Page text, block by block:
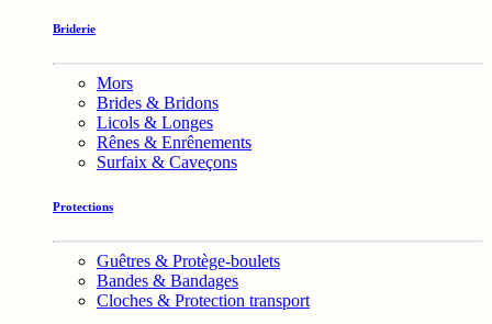
Briderie
Mors
Brides & Bridons
Licols & Longes
Rênes & Enrênements
Surfaix & Caveçons
Protections
Guêtres & Protège-boulets
Bandes & Bandages
Cloches & Protection transport